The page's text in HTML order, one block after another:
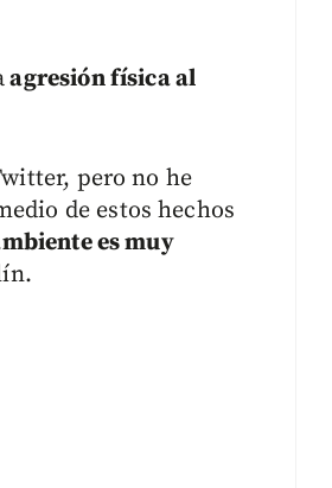
agresión física al
pero no he
de estos hechos
es muy